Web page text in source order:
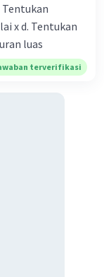
81.
Tentukan
x d. Tentukan
luas
terverifikasi